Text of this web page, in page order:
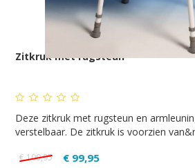
Zitkruk met rugsteun
Deze zitkruk met rugsteun en
verstelbaar. De zitkruk is voorzien
€ 109,95 € 99,95